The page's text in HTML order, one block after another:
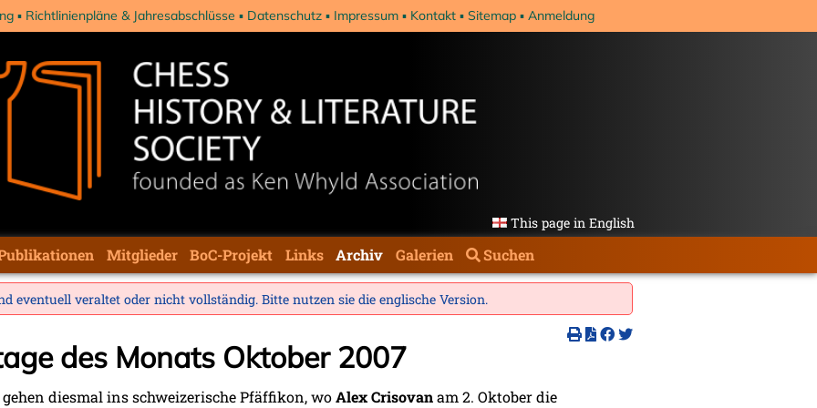
Richtlinienpläne & Jahresabschlüsse Datenschutz Impressum Kontakt Sitemap Anmeldung
This page in English
Mitglieder BoC-Projekt Links Archiv Galerien Suchen
eventuell veraltet oder nicht vollständig. Bitte nutzen sie die englische Version.
des Monats Oktober 2007
diesmal ins schweizerische Pfäffikon, woAlex Crisovanam 2. Oktober die